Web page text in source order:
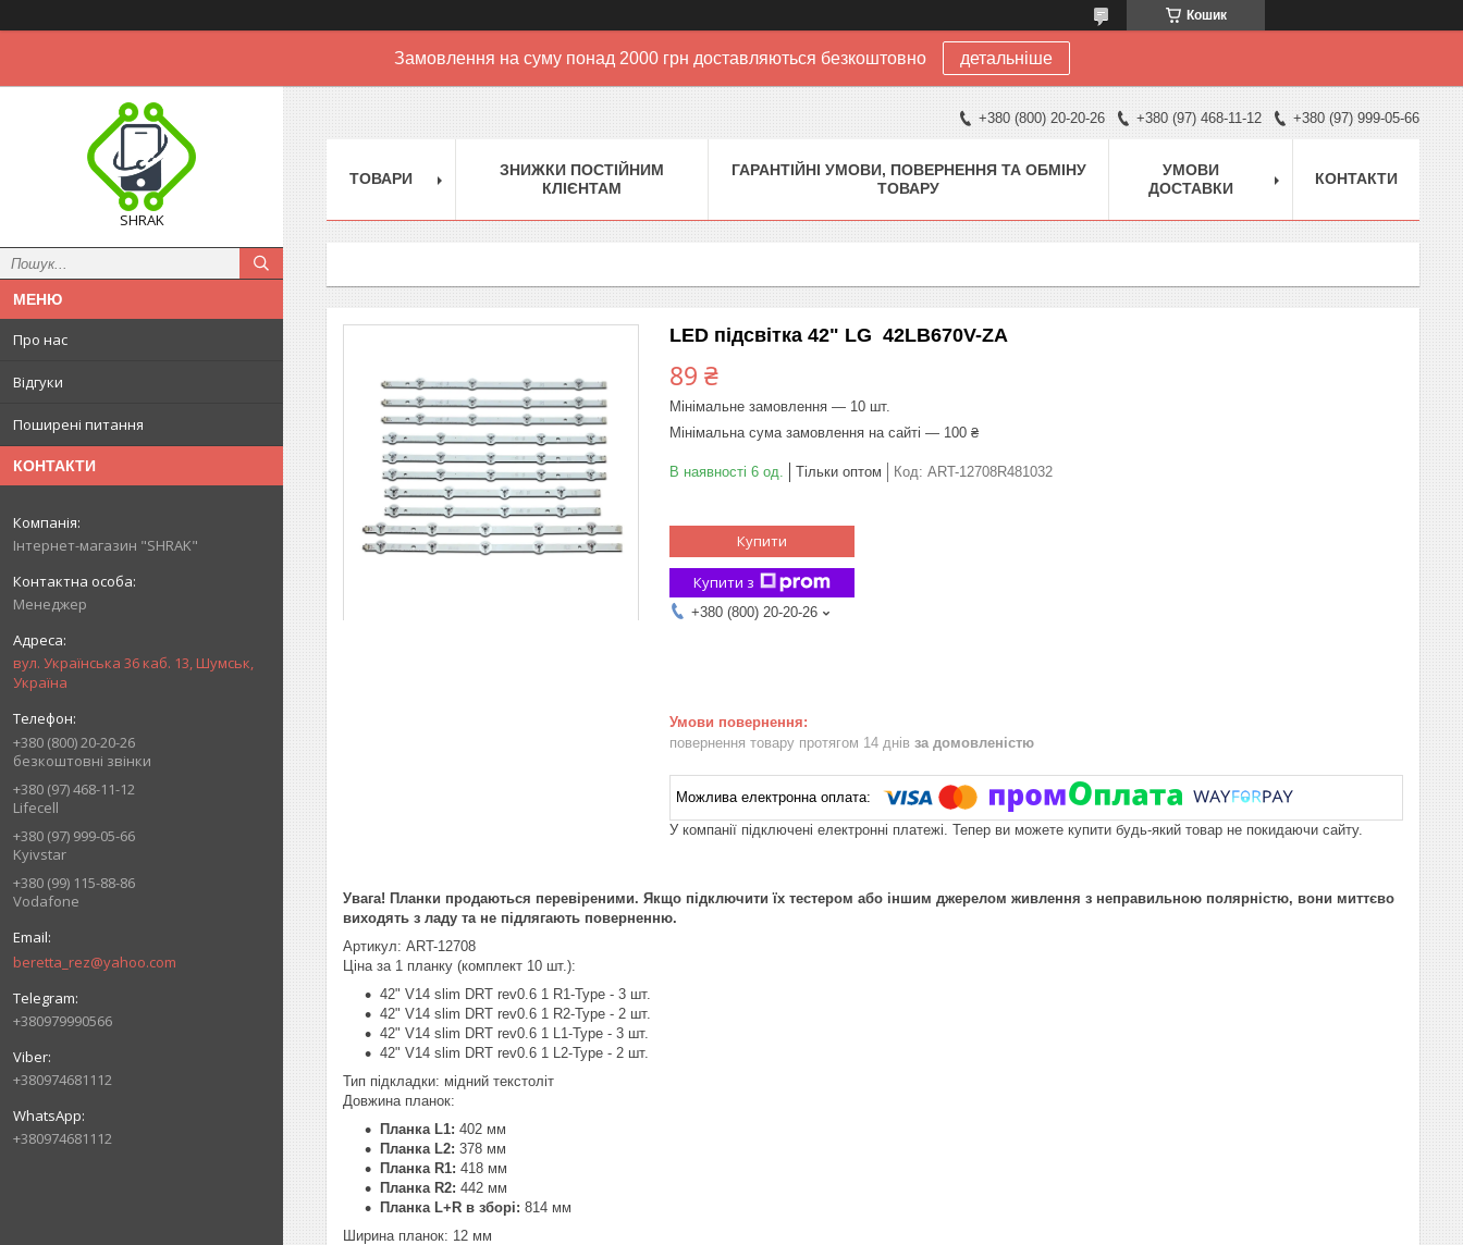
Кошик
Замовлення на суму понад 2000 грн доставляються безкоштовно детальніше
SHRAK
Про нас
Відгуки
Поширені питання
КОНТАКТИ
Інтернет-магазин "SHRAK"
Менеджер
вул. Українська 36 каб. 13, Шумськ,
Україна
+380 (800) 20-20-26
безкоштовні звінки
+380 (97) 468-11-12
Lifecell
+380 (97) 999-05-66
Kyivstar
+380 (99) 115-88-86
Vodafone
beretta_rez@yahoo.com
+380979990566
+380974681112
+380974681112
+380 (800) 20-20-26 +380 (97) 468-11-12 +380 (97) 999-05-66
ТОВАРИ
ЗНИЖКИ ПОСТІЙНИМ
КЛІЄНТАМ
ГАРАНТІЙНІ УМОВИ, ПОВЕРНЕННЯ ТА ОБМІНУ
ТОВАРУ
УМОВИ
ДОСТАВКИ
КОНТАКТИ
LED підсвітка 42" LG 42LB670V-ZA
89 ₴
Мінімальне замовлення — 10 шт.
Мінімальна сума замовлення на сайті — 100 ₴
В наявності 6 од. Тільки оптом Код: ART-12708R481032
Купити
Купити з
+380 (800) 20-20-26
повернення товару протягом 14 днів за домовленістю
У компанії підключені електронні платежі. Тепер ви можете купити будь-який товар не покидаючи сайту.
Увага! Планки продаються перевіреними. Якщо підключити їх тестером або іншим джерелом живлення з неправильною полярністю, вони миттєво
виходять з ладу та не підлягають поверненню.
Артикул: ART-12708
Ціна за 1 планку (комплект 10 шт.):
42" V14 slim DRT rev0.6 1 R1-Type - 3 шт.
42" V14 slim DRT rev0.6 1 R2-Type - 2 шт.
42" V14 slim DRT rev0.6 1 L1-Type - 3 шт.
42" V14 slim DRT rev0.6 1 L2-Type - 2 шт.
Тип підкладки: мідний текстоліт
Довжина планок:
Планка L1: 402 мм
Планка L2: 378 мм
Планка R1: 418 мм
Планка R2: 442 мм
Планка L+R в зборі: 814 мм
Ширина планок: 12 мм